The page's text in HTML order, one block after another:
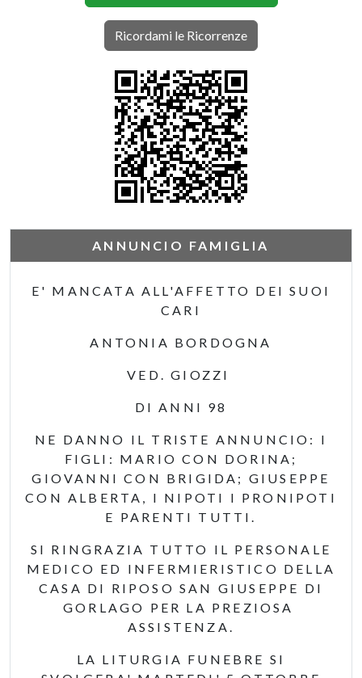
Ricordami le Ricorrenze
ANNUNCIO FAMIGLIA
E' MANCATA ALL'AFFETTO DEI SUOI
CARI
ANTONIA BORDOGNA
VED. GIOZZI
DI ANNI 98
NE DANNO IL TRISTE ANNUNCIO: I
FIGLI: MARIO CON DORINA;
GIOVANNI CON BRIGIDA; GIUSEPPE
CON ALBERTA, I NIPOTI I PRONIPOTI
E PARENTI TUTTI.
SI RINGRAZIA TUTTO IL PERSONALE
MEDICO ED INFERMIERISTICO DELLA
CASA DI RIPOSO SAN GIUSEPPE DI
GORLAGO PER LA PREZIOSA
ASSISTENZA.
LA LITURGIA FUNEBRE SI